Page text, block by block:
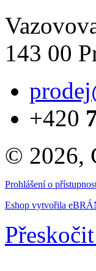
143 00
+420
© 2026,
Prohlášení o
Eshop vytvořila